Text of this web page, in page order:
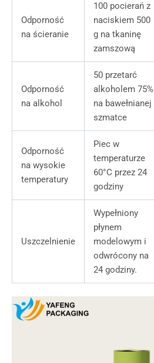
Odporność
na ścieranie
100 pocierań z
naciskiem 500
g na tkaninę
zamszową
Odporność
na alkohol
50 przetarć
alkoholem 75%
na bawełnianej
szmatce
Odporność
na wysokie
temperatury
Piec w
temperaturze
60°C przez 24
godziny
Uszczelnienie
Wypełniony
płynem
modelowym i
odwrócony na
24 godziny.